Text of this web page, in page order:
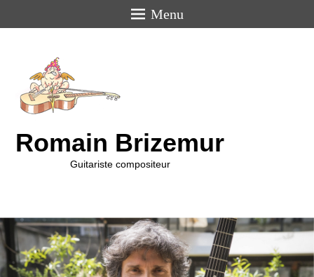
Menu
Romain Brizemur
Guitariste compositeur